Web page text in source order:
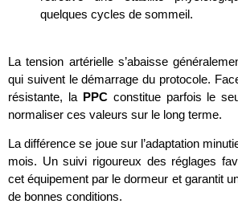
quelques cycles de sommeil.
La tension artérielle s’abaisse
qui suivent le démarrage du protocole.
résistante, la PPCconstitue parfois le
normaliser ces valeurs sur le long terme.
La différence se joue sur l’adaptation
mois. Un suivi rigoureux des réglages
cet équipement par le dormeur et garantit
de bonnes conditions.